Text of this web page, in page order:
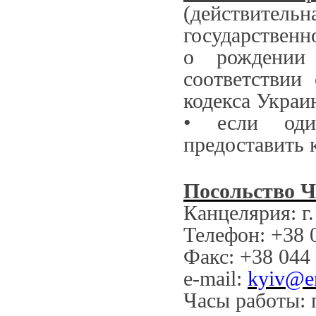
о
кодекса
• если
предоставить
Посольство
Канцелярия:
Телефон: +38
Факс: +38 044
e-mail:
Часы работы: